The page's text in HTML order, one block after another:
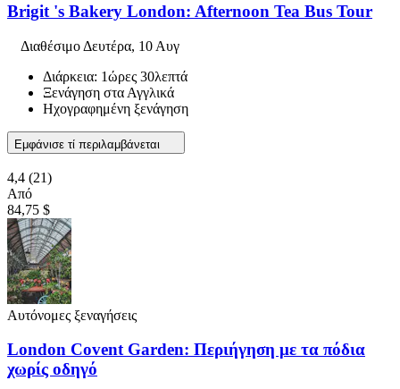
Brigit 's Bakery London: Afternoon Tea Bus Tour
Διαθέσιμο Δευτέρα, 10 Αυγ
Διάρκεια: 1ώρες 30λεπτά
Ξενάγηση στα Αγγλικά
Ηχογραφημένη ξενάγηση
Εμφάνισε τί περιλαμβάνεται
4,4 (21)
Από
84,75 $
Αυτόνομες ξεναγήσεις
London Covent Garden: Περιήγηση με τα πόδια
χωρίς οδηγό